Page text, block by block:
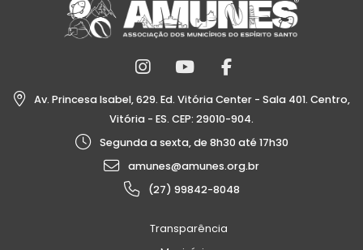
Av. Princesa Isabel, 629. Ed. Vitória Center - Sala 401. Centro,
Vitória - ES. CEP: 29010-904.
Segunda a sexta, de 8h30 até 17h30
amunes@amunes.org.br
(27) 99842-8048
Transparência